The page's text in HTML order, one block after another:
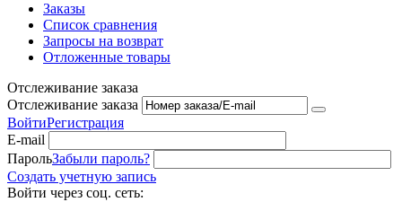
Заказы
Список сравнения
Запросы на возврат
Отложенные товары
Отслеживание заказа
Отслеживание заказа
ВойтиРегистрация
E-mail
ПарольЗабыли пароль?
Создать учетную запись
Войти через соц. сеть: